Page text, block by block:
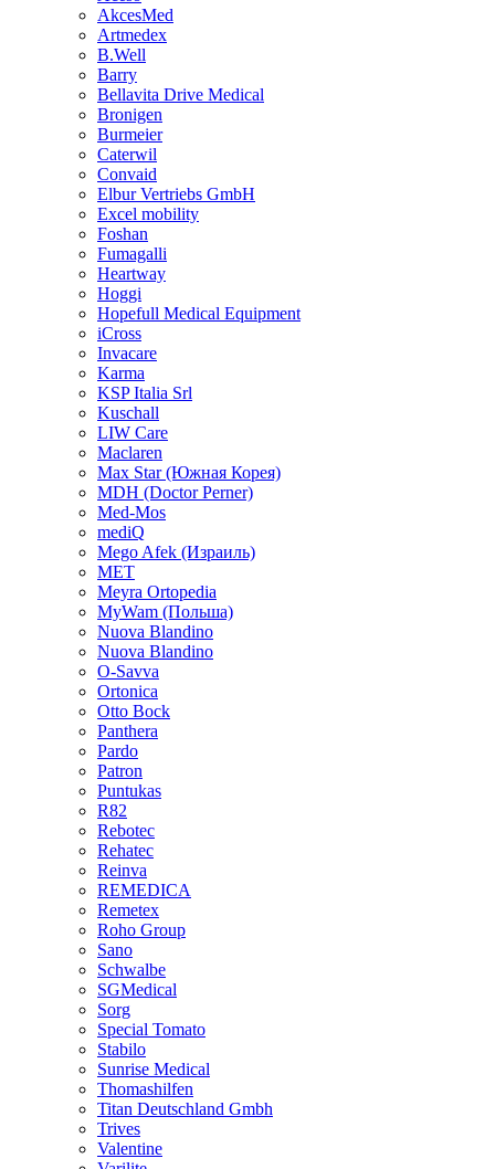
AkcesMed
Artmedex
B.Well
Barry
Bellavita Drive Medical
Bronigen
Burmeier
Caterwil
Convaid
Elbur Vertriebs GmbH
Excel mobility
Foshan
Fumagalli
Heartway
Hoggi
Hopefull Medical Equipment
iCross
Invacare
Karma
KSP Italia Srl
Kuschall
LIW Care
Maclaren
Max Star (Южная Корея)
MDH (Doctor Perner)
Med-Mos
mediQ
Mego Afek (Израиль)
MET
Meyra Ortopedia
MyWam (Польша)
Nuova Blandino
Nuova Blandino
O-Savva
Ortonica
Otto Bock
Panthera
Pardo
Patron
Puntukas
R82
Rebotec
Rehatec
Reinva
REMEDICA
Remetex
Roho Group
Sano
Schwalbe
SGMedical
Sorg
Special Tomato
Stabilo
Sunrise Medical
Thomashilfen
Titan Deutschland Gmbh
Trives
Valentine